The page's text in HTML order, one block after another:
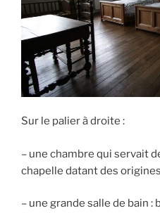
Sur le palier à droite :
– une chambre qui servait
chapelle datant des
– une grande salle de bain :